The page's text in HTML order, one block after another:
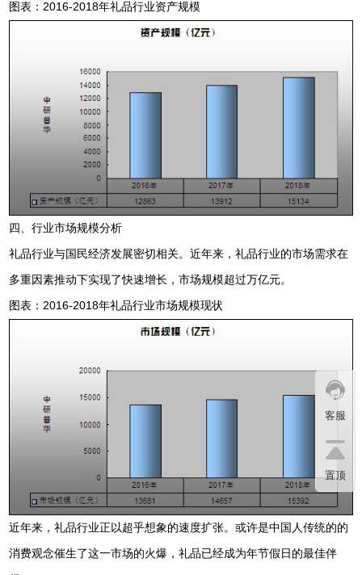
图表：2016-2018年礼品行业资产规模
四、行业市场规模分析
礼品行业与国民经济发展密切相关。近年来，礼品行业的市场需求在
多重因素推动下实现了快速增长，市场规模超过万亿元。
图表：2016-2018年礼品行业市场规模现状
近年来，礼品行业正以超乎想象的速度扩张。或许是中国人传统的的
消费观念催生了这一市场的火爆，礼品已经成为年节假日的最佳伴
客服
置顶